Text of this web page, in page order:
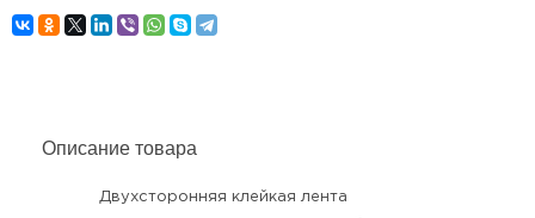
Описание товара
Двухсторонняя клейкая лента